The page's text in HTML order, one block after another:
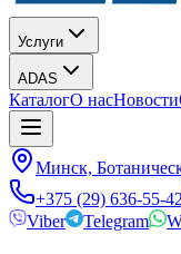
Услуги
ADAS
КаталогО насНовости
Минск,
+375 (29) 636-55-42
Viber
Telegram